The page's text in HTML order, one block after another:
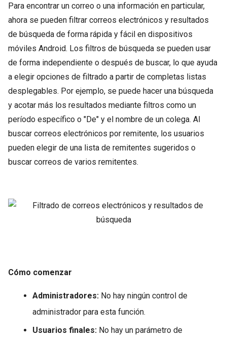
Para encontrar un correo o una información en particular,
ahora se pueden filtrar correos electrónicos y resultados
de búsqueda de forma rápida y fácil en dispositivos
móviles Android. Los filtros de búsqueda se pueden usar
de forma independiente o después de buscar, lo que ayuda
a elegir opciones de filtrado a partir de completas listas
desplegables. Por ejemplo, se puede hacer una búsqueda
y acotar más los resultados mediante filtros como un
período específico o "De" y el nombre de un colega. Al
buscar correos electrónicos por remitente, los usuarios
pueden elegir de una lista de remitentes sugeridos o
buscar correos de varios remitentes.
Cómo comenzar
Administradores: No hay ningún control de
administrador para esta función.
Usuarios finales: No hay un parámetro de